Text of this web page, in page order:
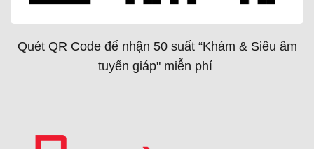
Quét QR Code để nhận 50 suất “Khám & Siêu âm
tuyến giáp" miễn phí